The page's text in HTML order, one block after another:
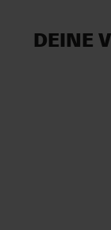
DEINE